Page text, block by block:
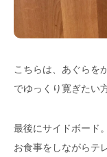
こちらは、あぐらを
でゆっくり寛ぎたい
最後にサイドボード。
お食事をしながらテ